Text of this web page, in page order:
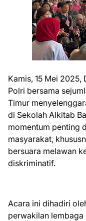
Kamis, 15 Mei 2025,
Polri bersama
Timur
di Sekolah Alkitab
momentum penting
masyarakat,
bersuara melawan
diskriminatif.
Acara ini dihadiri
perwakilan lembaga